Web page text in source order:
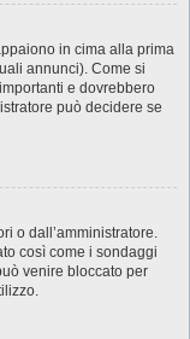
in cima alla prima
annunci). Come si
e dovrebbero
può decidere se
o dall’amministratore.
così come i sondaggi
venire bloccato per